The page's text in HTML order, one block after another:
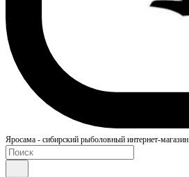
Яросама - сибирский рыболовный интернет-магазин